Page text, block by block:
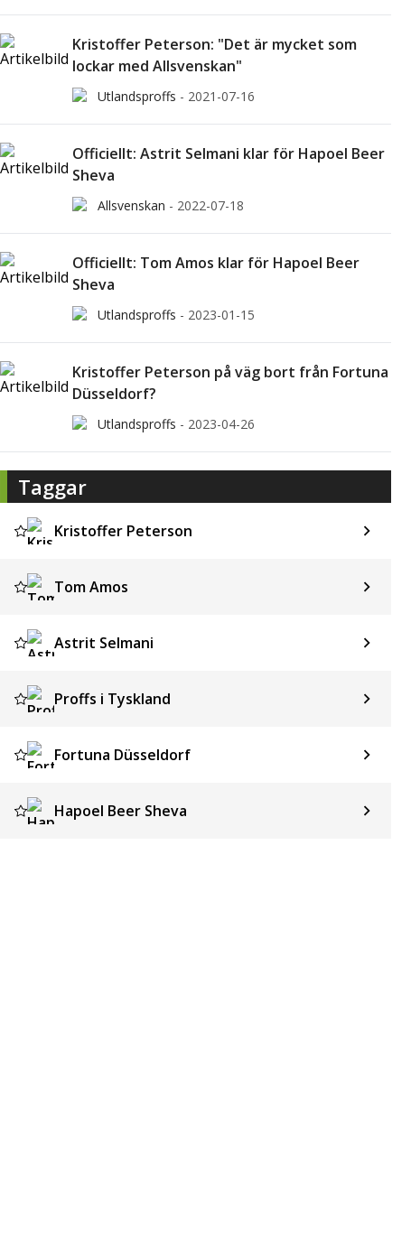
Kristoffer Peterson: "Det är mycket som
lockar med Allsvenskan"
Utlandsproffs - 2021-07-16
Officiellt: Astrit Selmani klar för Hapoel Beer
Sheva
Allsvenskan - 2022-07-18
Officiellt: Tom Amos klar för Hapoel Beer
Sheva
Utlandsproffs - 2023-01-15
Kristoffer Peterson på väg bort från Fortuna
Düsseldorf?
Utlandsproffs - 2023-04-26
Taggar
Kristoffer Peterson
Tom Amos
Astrit Selmani
Proffs i Tyskland
Fortuna Düsseldorf
Hapoel Beer Sheva